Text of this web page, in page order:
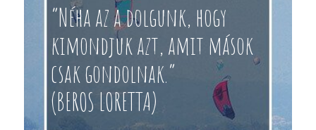
“Néha az a dolgunk, hogy
kimondjuk azt, amit mások
csak gondolnak.”
(BEROS LORETTA)